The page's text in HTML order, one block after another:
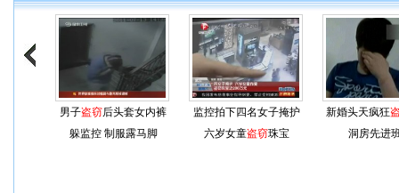
男子盗窃后头套女内裤
躲监控 制服露马脚
监控拍下四名女子掩护
六岁女童盗窃珠宝
新婚头天疯狂
洞房先进